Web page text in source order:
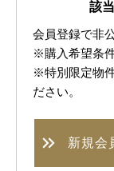
該
会員登録で非
※購入希望条
※特別限定物
ださい。
新規会